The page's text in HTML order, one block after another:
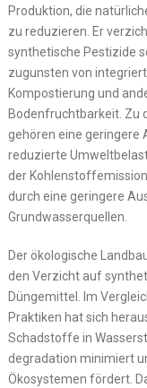
Produktion, die
zu reduzieren. Er
synthetische Pestizide
zugunsten von
Kompostierung und
Bodenfruchtbarkeit. Zu
gehören eine geringere
reduzierte
der
durch eine geringere
Grundwasserquellen.
Der ökologische
den Verzicht auf
Düngemittel. Im
Praktiken hat sich
Schadstoffe in
degradation minimiert
Ökosystemen fördert.